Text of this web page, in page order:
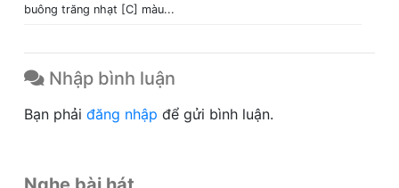
buông trăng nhạt [C] màu...
Nhập bình luận
Bạn phải đăng nhập để gửi bình luận.